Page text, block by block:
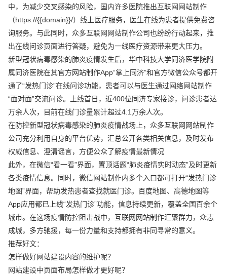
中，为减少交叉感染的风险，国内许多医院推出互联网网站制作
（https://{{domain}}/）线上医疗服务，医生在线为患者提供免费咨
询服务。与此同时，众多互联网网站制作公司也纷纷行动起来，推
出在线问诊页面进行答疑，避免为一线医疗资源带来更大压力。
新型冠状病毒感染的肺炎疫情发生后，华中科技大学同济医学院附
属同济医院在其官方网站制作App“掌上同济”和官方微信公众号都开
通了“发热门诊”在线问诊功能，患者可以与医生通过网络网站制作
“面对面”交流问诊。上线首日，近400位同济专家接诊，问诊患者达
万余人次，目前在线门诊量累计超过4.1万余人次。
在防控新型冠状病毒感染的肺炎疫情战场上，众多互联网网站制作
公司充分利用自身的平台优势，汇总公开各类相关信息，及时发布
权威信息、澄清谣言，方便公众了解疫情最新情况
此外，在微信“看一看”界面，置顶话题“肺炎疫情实时动态”及时更新
各类疫情信息。同时，微信网站制作内多个入口都可打开“发热门诊
地图”界面，帮助发热患者查找就医门诊。百度地图、高德地图等
App应用都已上线“发热门诊”功能，信息持续更新，覆盖全国百余个
城市。在这场疫情防控阻击战中，互联网网站制作汇聚群力，众志
成城，多方驰援，每一份力量和支持都拥有非同寻常的意义。
推荐好文：
怎样做好网站建设内容的维护呢？
网站建设中页面布局怎样做才更好呢？